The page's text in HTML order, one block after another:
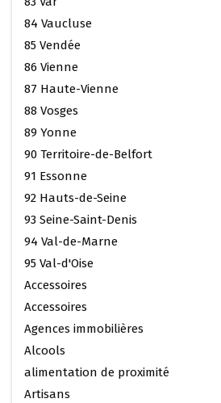
84 Vaucluse
85 Vendée
86 Vienne
87 Haute-Vienne
88 Vosges
89 Yonne
90 Territoire-de-Belfort
91 Essonne
92 Hauts-de-Seine
93 Seine-Saint-Denis
94 Val-de-Marne
95 Val-d'Oise
Accessoires
Accessoires
Agences immobilières
Alcools
alimentation de proximité
Artisans